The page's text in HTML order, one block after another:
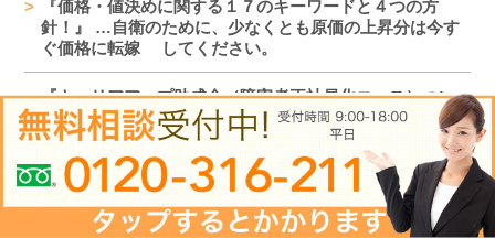
『価格・値決めに関する１７のキーワードと４つの方
針！』 …自衛のために、少なくとも原価の上昇分は今す
ぐ価格に転嫁 してください。
『キャリアアップ助成金（障害者正社員化コース）つい
て』
…障害者の雇用促進に活用できる助成金が新設されま
す。
『節税を止めて多額の資金調達を行った事例』
…利益は納税額だけでなく、その後の資金調達力を左右